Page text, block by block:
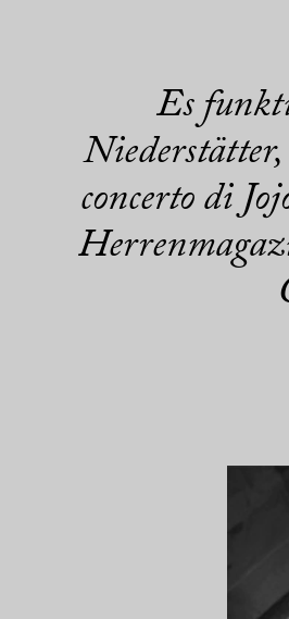
Es
concerto di